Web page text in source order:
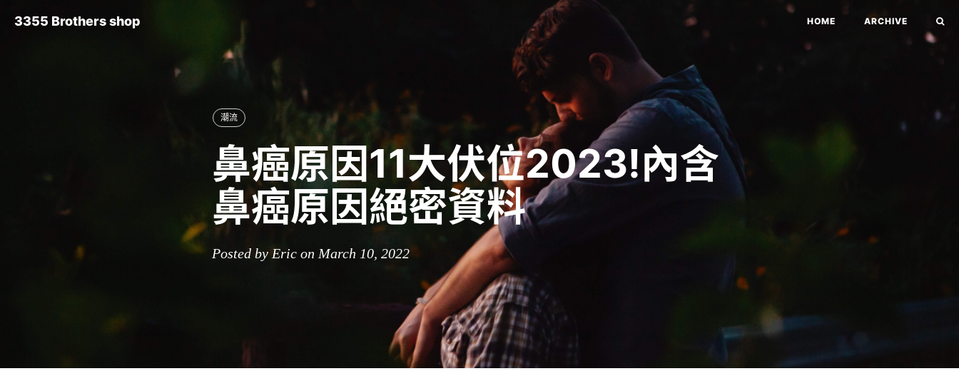
3355 Brothers shop HOME ARCHIVE
潮流
鼻癌原因11大伏位2023!內含
鼻癌原因絕密資料
Posted by Eric on March 10, 2022